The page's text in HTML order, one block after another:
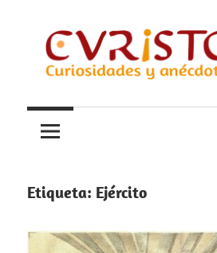
contenido
Curistoria
y
anécdotas
historia
Etiqueta: Ejército